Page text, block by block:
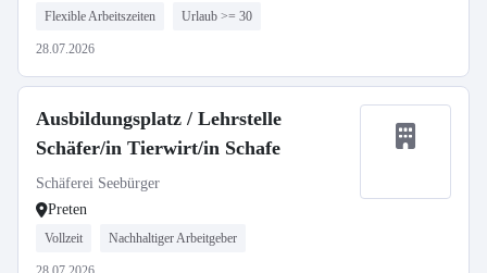
Flexible Arbeitszeiten Urlaub >= 30
28.07.2026
Ausbildungsplatz / Lehrstelle
Schäfer/in Tierwirt/in Schafe
Schäferei Seebürger
Preten
Vollzeit Nachhaltiger Arbeitgeber